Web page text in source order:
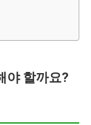
야 할까요?